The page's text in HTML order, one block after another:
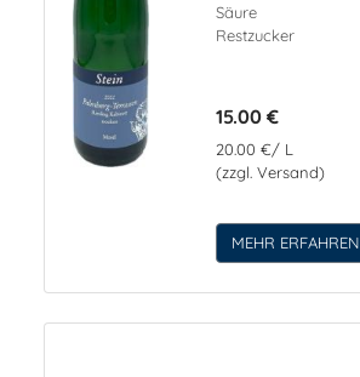
Säure
Restzucker
15.00 €
20.00 €/ L
(zzgl. Versand)
MEHR ERFAHREN